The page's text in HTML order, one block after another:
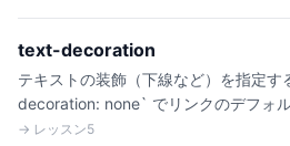
text-decoration
テキストの装飾（下線など）を指定
decoration: none` でリンクのデフォル
→ レッスン5